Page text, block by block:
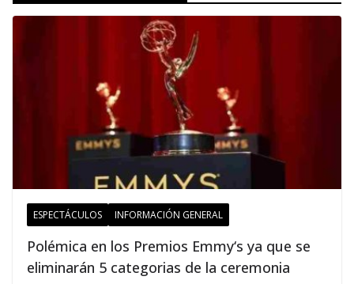
ESPECTÁCULOS INFORMACIÓN GENERAL
Polémica en los Premios Emmy‘s ya que se
eliminarán 5 categorias de la ceremonia